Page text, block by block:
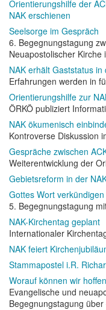
Orientierungshilfe der
NAK erschienen
Seelsorge im Gespräch
6. Begegnungstagung
Neuapostolischer Kirche
NAK erhält Gaststatus
Erfahrungen werden in
Orientierungshilfe zur
ÖRKÖ publiziert
NAK ökumenisch
Kontroverse Diskussion
Gespräche zwischen
Weiterentwicklung der
Gebietsreform in der
Gottes Wort verkündigen
5. Begegnungstagung
NAK-Kirchentag geplant
Internationaler
NAK feiert
Stammapostel i.R.
Worauf können wir
Evangelische und
Begegnungstagung